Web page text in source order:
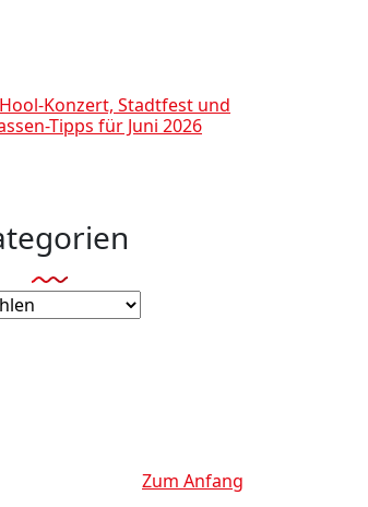
Konzert, Stadtfest und
Tipps für Juni 2026
Zum Anfang